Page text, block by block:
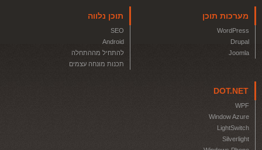
מערכות תוכן
WordPress
Drupal
Joomla
תוכן נלווה
SEO
Android
להתחיל מההתחלה
תכנות מונחה עצמים
DOT.NET
WPF
Window Azure
LightSwitch
Silverlight